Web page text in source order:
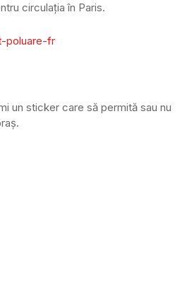
circulația în Paris.
un sticker care să permită sau nu